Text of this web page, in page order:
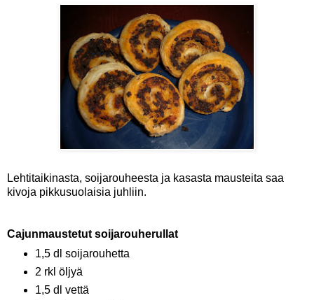
Lehtitaikinasta, soijarouheesta ja kasasta mausteita saa
kivoja pikkusuolaisia juhliin.
Cajunmaustetut soijarouherullat
1,5 dl soijarouhetta
2 rkl öljyä
1,5 dl vettä